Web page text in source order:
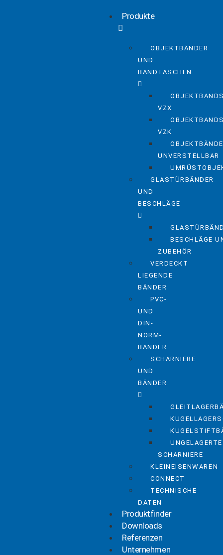
Produkte
OBJEKTBÄNDER
UND
BANDTASCHEN
VZX
VZK
UNVERSTELLBAR
GLASTÜRBÄNDER
UND
BESCHLÄGE
BESCHLÄGE
ZUBEHÖR
VERDECKT
LIEGENDE
BÄNDER
PVC-
UND
DIN-
NORM-
BÄNDER
SCHARNIERE
UND
BÄNDER
UNGELAGERTE
SCHARNIERE
KLEINEISENWAREN
CONNECT
TECHNISCHE
DATEN
Produktfinder
Downloads
Referenzen
Unternehmen